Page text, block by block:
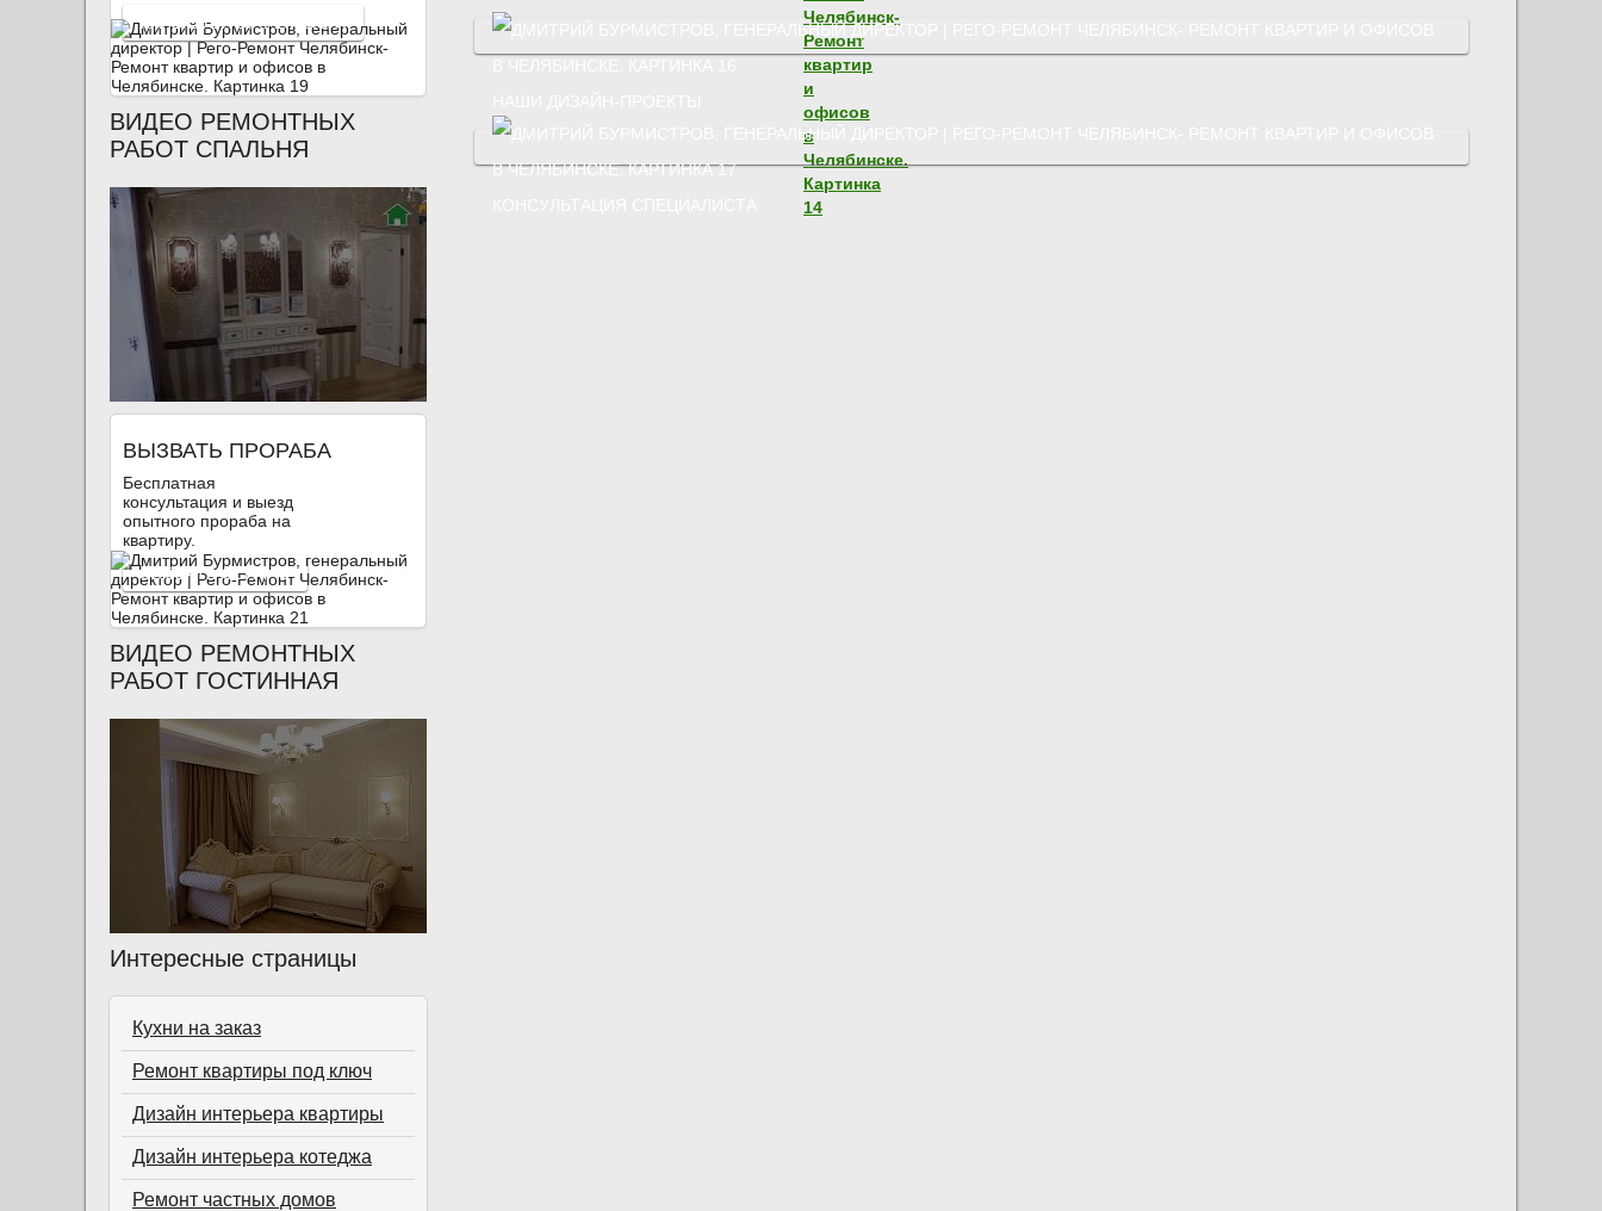
КАЛЬКУЛЯТОР РЕМОНТА
ВИДЕО РЕМОНТНЫХ
РАБОТ СПАЛЬНЯ
ВЫЗВАТЬ ПРОРАБА
Бесплатная
консультация и выезд
опытного прораба на
квартиру.
ВЫЗВАТЬ СЕЙЧАС
ВИДЕО РЕМОНТНЫХ
РАБОТ ГОСТИННАЯ
Интересные страницы
Кухни на заказ
Ремонт квартиры под ключ
Дизайн интерьера квартиры
Дизайн интерьера котеджа
Ремонт частных домов